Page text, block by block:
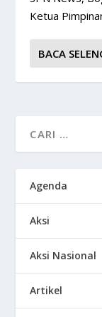
Ketua
BACA
Agenda
Aksi
Aksi Nasional
Artikel